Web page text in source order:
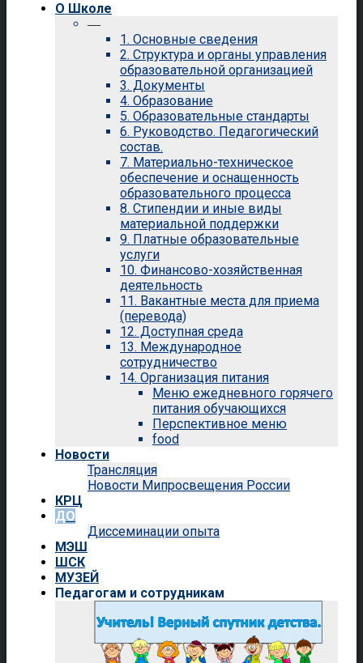
О Школе
—
1. Основные сведения
2. Структура и органы управления
образовательной организацией
3. Документы
4. Образование
5. Образовательные стандарты
6. Руководство. Педагогический
состав.
7. Материально-техническое
обеспечение и оснащенность
образовательного процесса
8. Стипендии и иные виды
материальной поддержки
9. Платные образовательные
услуги
10. Финансово-хозяйственная
деятельность
11. Вакантные места для приема
(перевода)
12. Доступная среда
13. Международное
сотрудничество
14. Организация питания
Меню ежедневного горячего
питания обучающихся
Перспективное меню
food
Новости
Трансляция
Новости Мипросвещения России
КРЦ
ДО
Диссеминации опыта
МЭШ
ШСК
МУЗЕЙ
Педагогам и сотрудникам